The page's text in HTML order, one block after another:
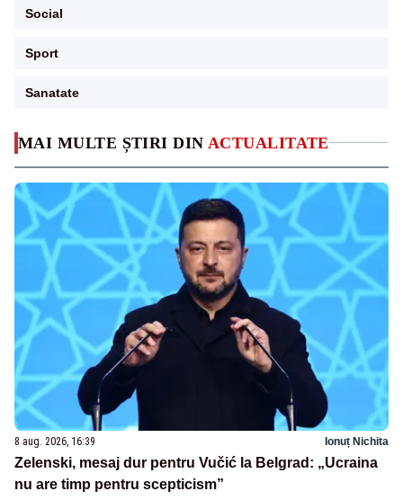
MAI MULTE ȘTIRI DIN ACTUALITATE
8 aug. 2026, 16:39 Ionuț Nichita
Zelenski, mesaj dur pentru Vučić la Belgrad: „Ucraina
nu are timp pentru scepticism”
Social
Sport
Sanatate